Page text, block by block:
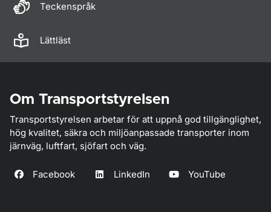
Teckenspråk
Lättläst
Om Transportstyrelsen
Transportstyrelsen arbetar för att uppnå god tillgänglighet,
hög kvalitet, säkra och miljöanpassade transporter inom
järnväg, luftfart, sjöfart och väg.
Facebook LinkedIn YouTube